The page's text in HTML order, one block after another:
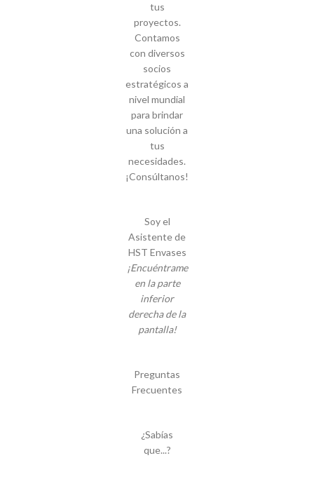
tus
proyectos.
Contamos
con diversos
socios
estratégicos a
nivel mundial
para brindar
una solución a
tus
necesidades.
¡Consúltanos!
Soy el
Asistente de
HST Envases
¡Encuéntrame
en la parte
inferior
derecha de la
pantalla!
Preguntas
Frecuentes
¿Sabías
que...?